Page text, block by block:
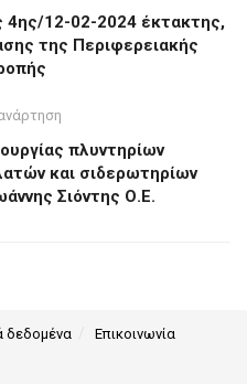
12-02-2024 έκτακτης,
της Περιφερειακής
πλυντηρίων
και σιδερωτηρίων
Σιόντης Ο.Ε.
δεδομένα Επικοινωνία